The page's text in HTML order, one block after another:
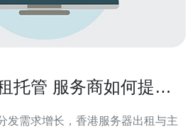
托管 服务商如何提供
发需求增长，香港服务器出租与主